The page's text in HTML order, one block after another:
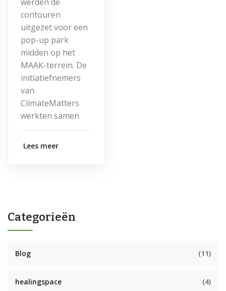
contouren
uitgezet voor een
pop-up park
midden op het
MAAK-terrein. De
initiatiefnemers
van
ClimateMatters
werkten samen
Lees meer
Categorieën
Blog (11)
healingspace (4)